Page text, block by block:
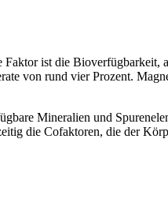
ist die
von rund vier Prozent.
Mineralien und
die Cofaktoren, die der